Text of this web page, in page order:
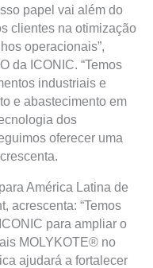
papel vai além do
clientes na otimização
operacionais”,
da ICONIC. “Temos
industriais e
e abastecimento em
dos
oferecer uma
América Latina de
acrescenta: “Temos
para ampliar o
MOLYKOTE® no
ajudará a fortalecer